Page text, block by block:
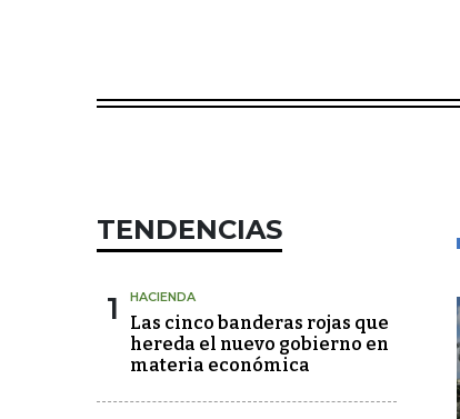
TENDENCIAS
1 HACIENDA
Las cinco banderas rojas que
hereda el nuevo gobierno en
materia económica